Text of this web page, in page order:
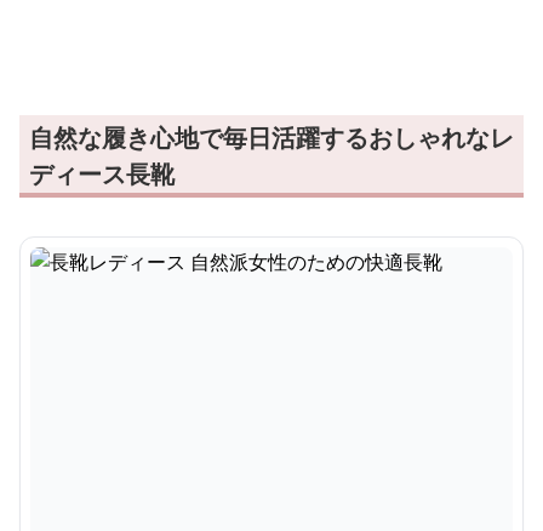
自然な履き心地で毎日活躍するおしゃれなレ
ディース長靴